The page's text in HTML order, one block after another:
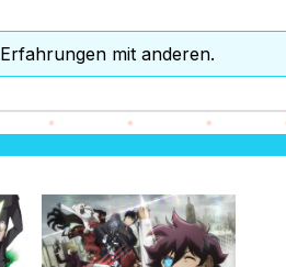
mit anderen.